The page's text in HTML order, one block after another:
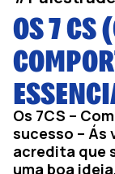
OS 7 CS
Os 7CS –
sucesso – Ás
acredita que
uma boa